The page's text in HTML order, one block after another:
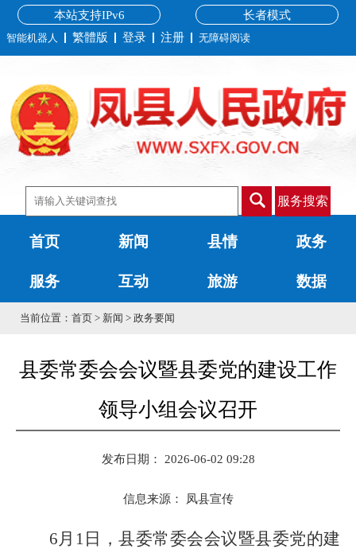
长者模式
本站支持IPv6
智能机器人 繁體版 登录 注册 无障碍阅读
服务搜索
首页 新闻 县情 政务
服务 互动 旅游 数据
当前位置： 首页 > 新闻 > 政务要闻
县委常委会会议暨县委党的建设工作
领导小组会议召开
发布日期： 2026-06-02 09:28
信息来源： 凤县宣传
6月1日，县委常委会会议暨县委党的建